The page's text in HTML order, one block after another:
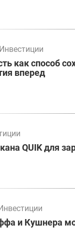
Инвестиции
как способ
вперед
QUIK для
и Кушнера